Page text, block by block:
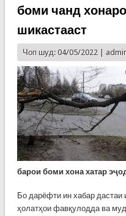
боми чанд
шикастааст
Чоп шуд: 04/05/2022 |
барои боми хона хатар
Бо дарёфти ин хабар
ҳолатҳои фавқулодда ва